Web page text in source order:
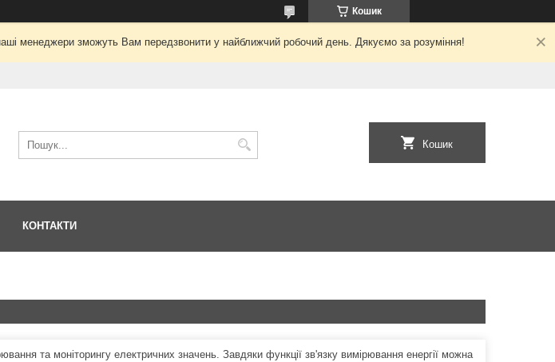
Кошик
менеджери зможуть Вам передзвонити у найближчий робочий день. Дякуємо за розуміння!
Кошик
КОНТАКТИ
та моніторингу електричних значень. Завдяки функції зв'язку вимірювання енергії можна